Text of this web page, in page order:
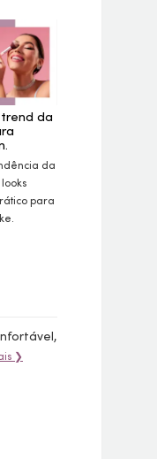
da
da
looks
para
❯